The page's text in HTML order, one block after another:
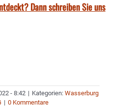
Dann schreiben Sie uns
- 8:42 | Kategorien: Wasserburg
| 0 Kommentare